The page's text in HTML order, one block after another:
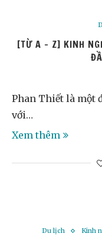
[TỪ A – Z] KINH
Phan Thiết là một
với…
Xem thêm
Du lịch Kinh